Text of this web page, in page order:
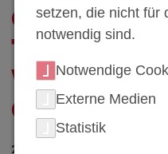
CROSS-
TRAININGS
WISSEN
QUALITÄT
21. September 2015
setzen, die nicht für
notwendig sind.
Notwendige
Externe Medien
Statistik